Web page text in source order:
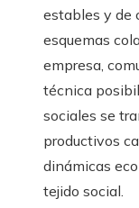
estables y de
esquemas
empresa,
técnica
sociales se
productivos
dinámicas
tejido social.